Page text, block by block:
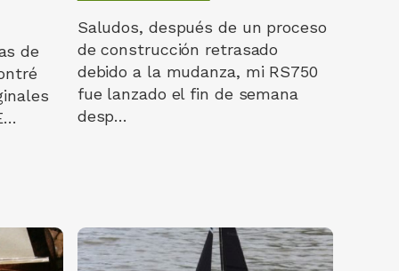
de
Saludos, después de un proceso
de construcción retrasado
debido a la mudanza, mi RS750
fue lanzado el fin de semana
desp…